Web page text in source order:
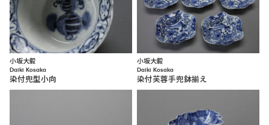
小坂大毅
Daiki Kosaka
染付兜型小向
小坂大毅
Daiki Kosaka
染付芙蓉手兜鉢揃え